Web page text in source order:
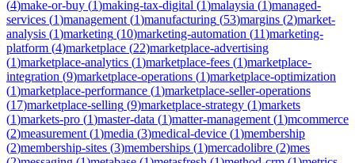
(4)make-or-buy (1)making-tax-digital (1)malaysia (1)managed-
services (1)management (1)manufacturing (53)margins (2)market-
analysis (1)marketing (10)marketing-automation (11)marketing-
platform (4)marketplace (22)marketplace-advertising
(1)marketplace-analytics (1)marketplace-fees (1)marketplace-
integration (9)marketplace-operations (1)marketplace-optimization
(1)marketplace-performance (1)marketplace-seller-operations
(17)marketplace-selling (9)marketplace-strategy (1)markets
(1)markets-pro (1)master-data (1)matter-management (1)mcommerce
(2)measurement (1)media (3)medical-device (1)membership
(2)membership-sites (3)memberships (1)mercadolibre (2)mes